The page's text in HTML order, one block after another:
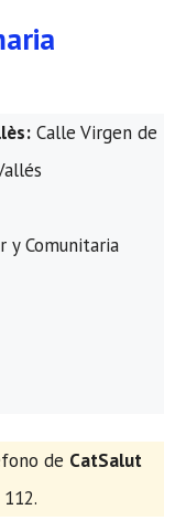
Calle Virgen de
y Comunitaria
de CatSalut